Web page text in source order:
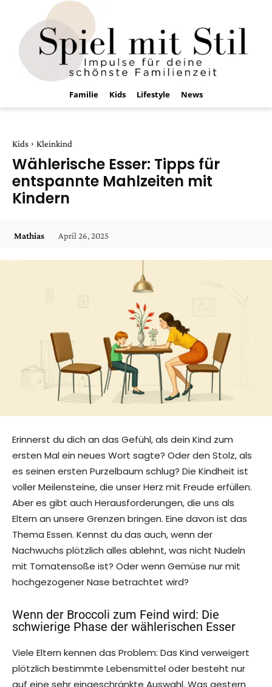
Familie Kids Lifestyle News
Kids Kleinkind
Wählerische Esser: Tipps für
entspannte Mahlzeiten mit
Kindern
Mathias April 26, 2025
Erinnerst du dich an das Gefühl, als dein Kind zum
ersten Mal ein neues Wort sagte? Oder den Stolz, als
es seinen ersten Purzelbaum schlug? Die Kindheit ist
voller Meilensteine, die unser Herz mit Freude erfüllen.
Aber es gibt auch Herausforderungen, die uns als
Eltern an unsere Grenzen bringen. Eine davon ist das
Thema Essen. Kennst du das auch, wenn der
Nachwuchs plötzlich alles ablehnt, was nicht Nudeln
mit Tomatensoße ist? Oder wenn Gemüse nur mit
hochgezogener Nase betrachtet wird?
Wenn der Broccoli zum Feind wird: Die
schwierige Phase der wählerischen Esser
Viele Eltern kennen das Problem: Das Kind verweigert
plötzlich bestimmte Lebensmittel oder besteht nur
auf eine sehr eingeschränkte Auswahl. Was gestern